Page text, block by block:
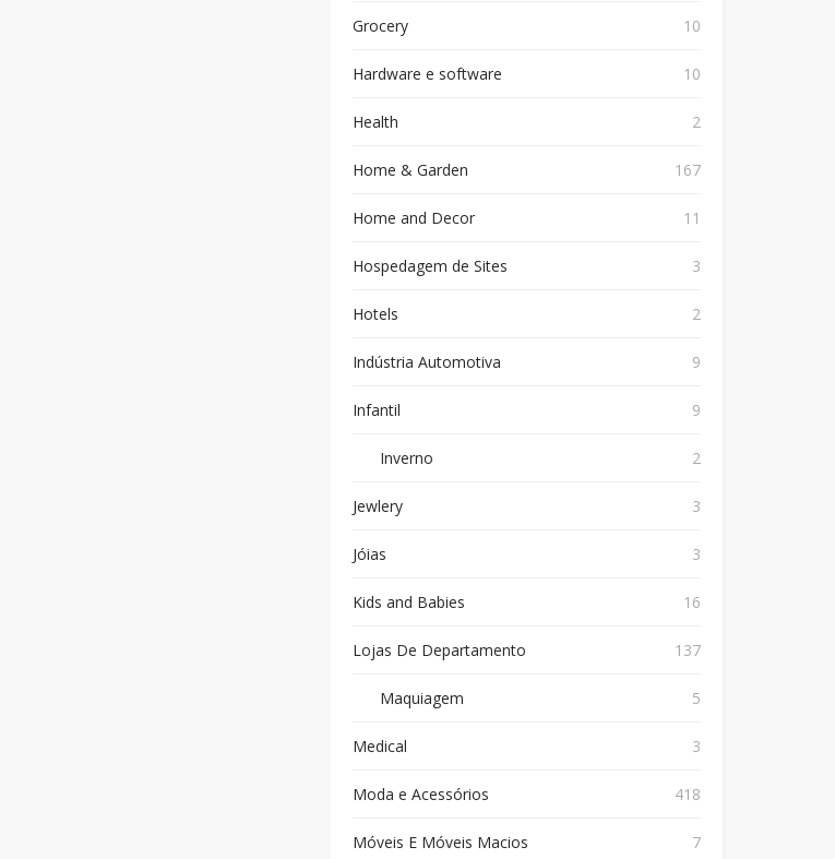
Grocery 10
Hardware e software 10
Health 2
Home & Garden 167
Home and Decor 11
Hospedagem de Sites 3
Hotels 2
Indústria Automotiva 9
Infantil 9
Inverno 2
Jewlery 3
Jóias 3
Kids and Babies 16
Lojas De Departamento 137
Maquiagem 5
Medical 3
Moda e Acessórios 418
Móveis E Móveis Macios 7